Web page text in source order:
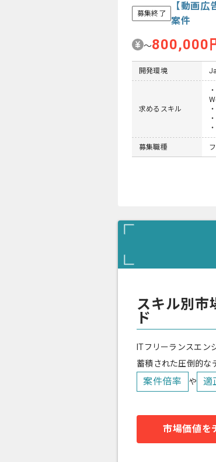
募集終了
【動画広
案件
〜800,000
開発環境
求めるスキル
募集職種
スキル別市
ド
ITフリーランスエン
蓄積された圧倒的な
案件倍率 や 適
市場価値を